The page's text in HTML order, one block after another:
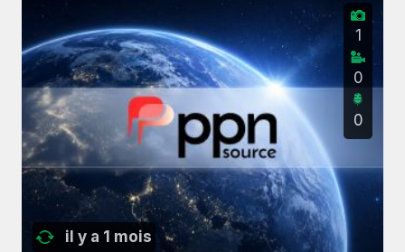
il y a 1 mois
1
0
0